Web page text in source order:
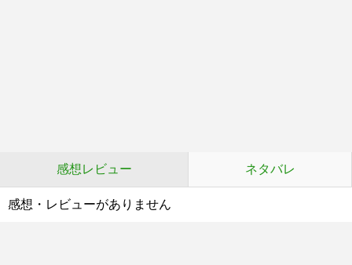
感想レビュー ネタバレ
感想・レビューがありません